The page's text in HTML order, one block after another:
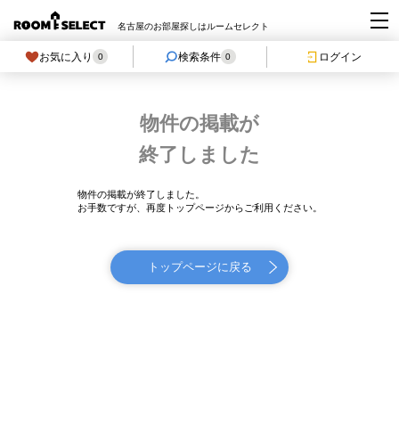
名古屋のお部屋探しはルームセレクト
お気に入り 0 検索条件 0 ログイン
物件の掲載が
終了しました
物件の掲載が終了しました。
お手数ですが、再度トップページからご利用ください。
トップページに戻る